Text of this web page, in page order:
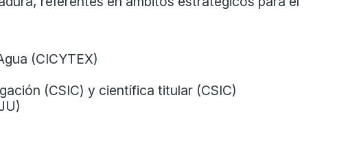
(CICYTEX)
(CSIC) y científica titular (CSIC)